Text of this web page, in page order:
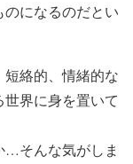
になるのだとい
絡的、情緒的な
界に身を置いて
…そんな気がしま